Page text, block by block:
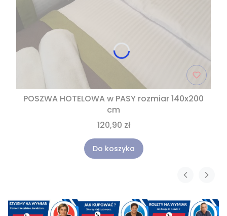
POSZWA HOTELOWA w PASY rozmiar 140x200
cm
120,90 zł
Do koszyka